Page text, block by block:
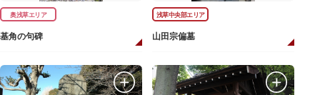
奥浅草エリア
基角の句碑
浅草中央部エリア
山田宗偏墓